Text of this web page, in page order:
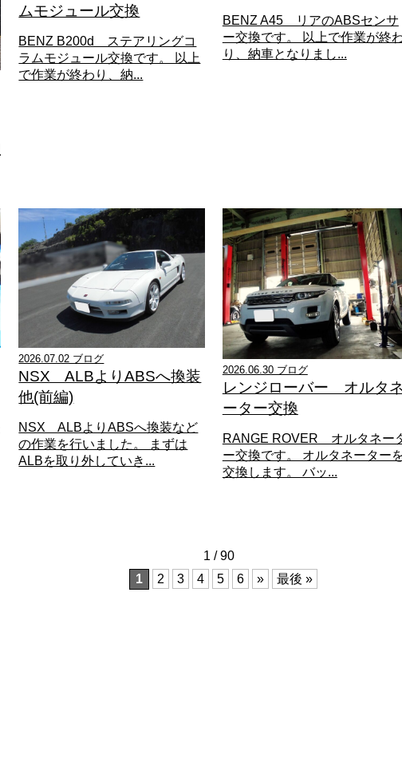
ムモジュール交換
BENZ B200d ステアリングコ
ラムモジュール交換です。 以上
で作業が終わり、納...
BENZ A45 リアのABSセンサ
ー交換です。 以上で作業が終
り、納車となりまし...
2026.07.02 ブログ
NSX ALBよりABSへ換装
他(前編)
NSX ALBよりABSへ換装など
の作業を行いました。 まずは
ALBを取り外していき...
2026.06.30 ブログ
レンジローバー オルタ
ーター交換
RANGE ROVER オルタネー
ー交換です。 オルタネーター
交換します。 バッ...
1 / 90
1
2 3 4 5 6 » 最後 »